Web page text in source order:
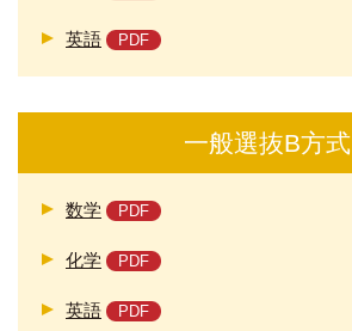
英語
一般選抜B方式
数学
化学
英語